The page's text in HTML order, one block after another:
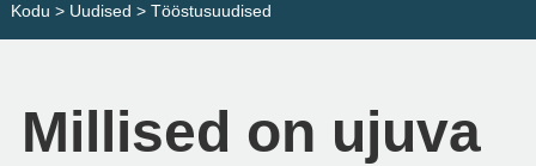
Kodu > Uudised > Tööstusuudised
Millised on ujuva